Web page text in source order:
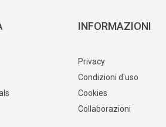
INFORMAZIONI
Privacy
Condizioni d'uso
Cookies
Collaborazioni